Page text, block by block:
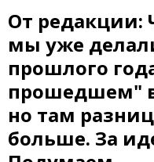
От редакции:
мы уже
прошлого
прошедшем"
но там
больше. За